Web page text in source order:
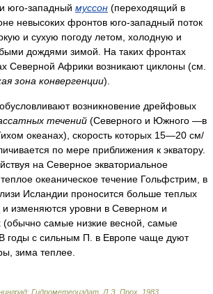
юго-западный муссон (переходящий в
невысоких фронтов юго-западный поток
и сухую погоду летом, холодную и
дождями зимой. На таких фронтах
Северной Африки возникают циклоны (см.
зона конвергенции).
возникновение дрейфовых
течений (Северного и Южного —в
океанах), скорость которых 15—20 см/
по мере приближения к экватору.
на Северное экваториальное
океаническое течение Гольфстрим, в
Исландии проносится больше теплых
и изменяются уровни в Северном и
(обычно самые низкие весной, самые
годы с сильным П. в Европе чаще дуют
зима теплее.
Гидрометеоиздат Л.З. Прох 1983